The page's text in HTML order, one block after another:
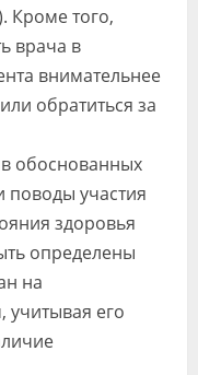
Кроме того,
врача в
внимательнее
обратиться за
обоснованных
поводы участия
здоровья
определены
на
учитывая его